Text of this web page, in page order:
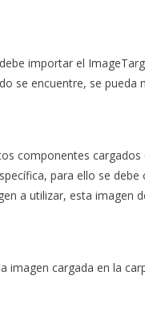
importar el
se encuentre, se
componentes
para ello se
a utilizar, esta imagen
imagen cargada en la